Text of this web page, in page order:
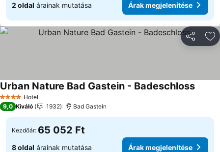
2 oldal árainak mutatása Árak megjelenítése
4 KategóriaHotel
Urban Nature Bad Gastein - Badeschloss
9,0 Kiváló 1932 Bad Gastein
Kezdőár: 65 052 Ft
8 oldal árainak mutatása Árak megjelenítése